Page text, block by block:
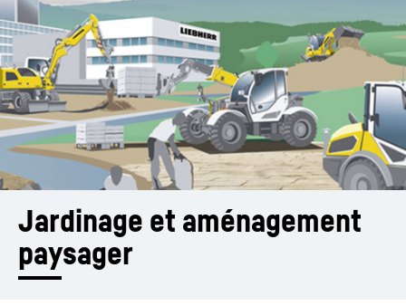
Jardinage et aménagement
paysager